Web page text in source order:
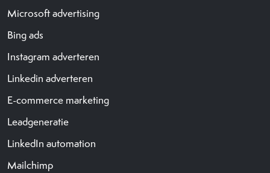
Microsoft advertising
Bing ads
Instagram adverteren
Linkedin adverteren
E-commerce marketing
Leadgeneratie
LinkedIn automation
Mailchimp